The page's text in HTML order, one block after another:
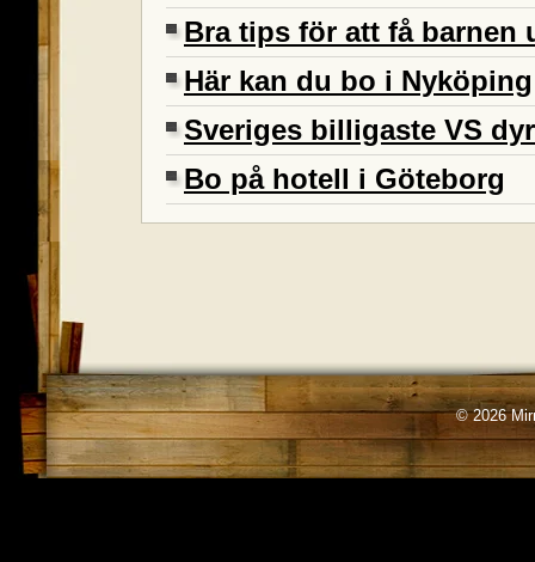
Bra tips för att få barnen
Här kan du bo i Nyköping
Sveriges billigaste VS
Bo på hotell i Göteborg
© 2026